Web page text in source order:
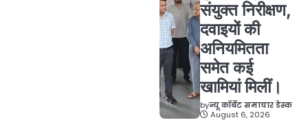
संयुक्त निरीक्षण,
दवाइयों की
अनियमितता
समेत कई
खामियां मिलीं।
byन्यू कॉर्बेट समाचार डेस्क
August 6, 2026